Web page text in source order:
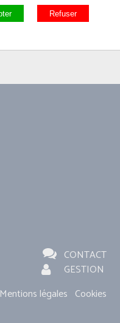
CONTACT
GESTION
Mentions légales Cookies